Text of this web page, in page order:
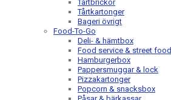
Tårtbrickor
Tårtkartonger
Bageri övrigt
Food-To-Go
Deli- & hämtbox
Food service & street food
Hamburgerbox
Pappersmuggar & lock
Pizzakartonger
Popcorn & snacksbox